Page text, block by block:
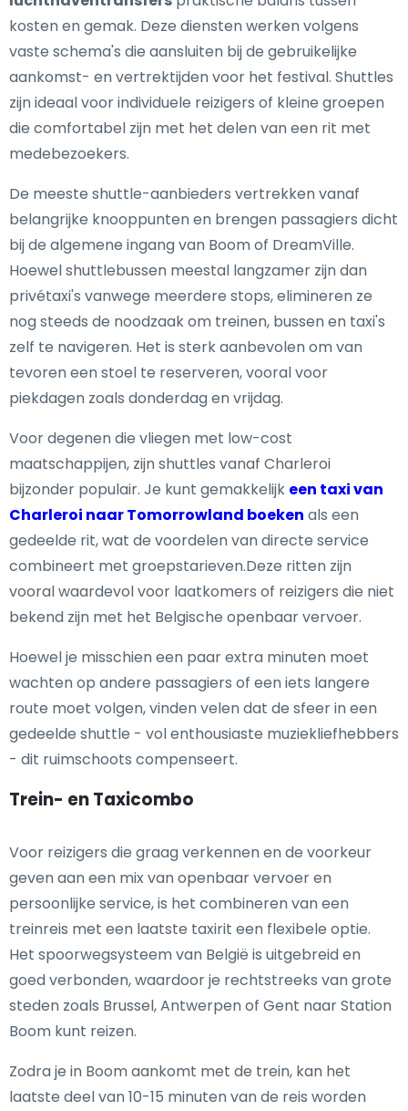
kosten en gemak. Deze diensten werken volgens
vaste schema's die aansluiten bij de gebruikelijke
aankomst- en vertrektijden voor het festival. Shuttles
zijn ideaal voor individuele reizigers of kleine groepen
die comfortabel zijn met het delen van een rit met
medebezoekers.
De meeste shuttle-aanbieders vertrekken vanaf
belangrijke knooppunten en brengen passagiers dicht
bij de algemene ingang van Boom of DreamVille.
Hoewel shuttlebussen meestal langzamer zijn dan
privétaxi's vanwege meerdere stops, elimineren ze
nog steeds de noodzaak om treinen, bussen en taxi's
zelf te navigeren. Het is sterk aanbevolen om van
tevoren een stoel te reserveren, vooral voor
piekdagen zoals donderdag en vrijdag.
Voor degenen die vliegen met low-cost
maatschappijen, zijn shuttles vanaf Charleroi
bijzonder populair. Je kunt gemakkelijk een taxi van
Charleroi naar Tomorrowland boeken als een
gedeelde rit, wat de voordelen van directe service
combineert met groepstarieven.Deze ritten zijn
vooral waardevol voor laatkomers of reizigers die niet
bekend zijn met het Belgische openbaar vervoer.
Hoewel je misschien een paar extra minuten moet
wachten op andere passagiers of een iets langere
route moet volgen, vinden velen dat de sfeer in een
gedeelde shuttle - vol enthousiaste muziekliefhebbers
- dit ruimschoots compenseert.
Trein- en Taxicombo
Voor reizigers die graag verkennen en de voorkeur
geven aan een mix van openbaar vervoer en
persoonlijke service, is het combineren van een
treinreis met een laatste taxirit een flexibele optie.
Het spoorwegsysteem van België is uitgebreid en
goed verbonden, waardoor je rechtstreeks van grote
steden zoals Brussel, Antwerpen of Gent naar Station
Boom kunt reizen.
Zodra je in Boom aankomt met de trein, kan het
laatste deel van 10-15 minuten van de reis worden